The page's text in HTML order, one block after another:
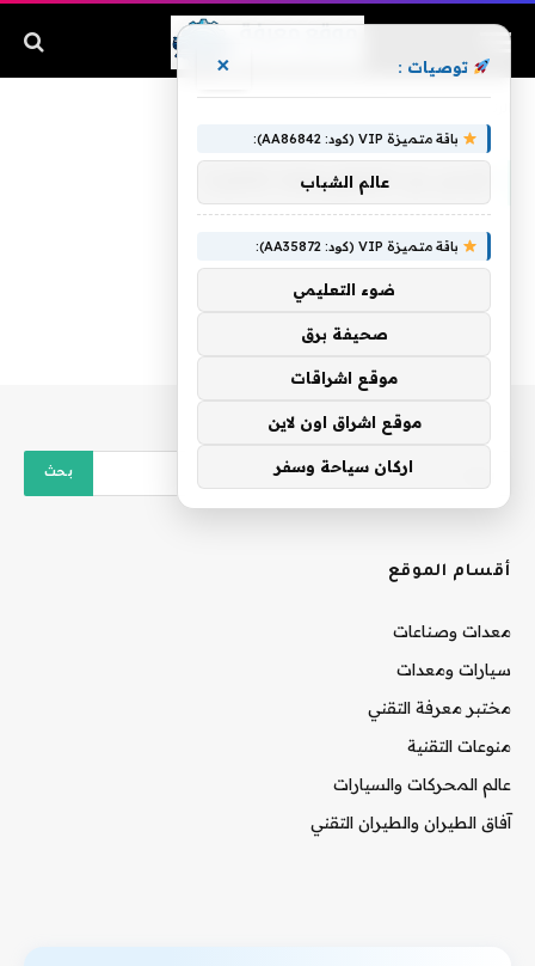
قيس بن الملوح ولما تلاقينا
أقسام الموقع
معدات وصناعات
سيارات ومعدات
مختبر معرفة التقني
منوعات التقنية
عالم المحركات والسيارات
آفاق الطيران والطيران التقني
توصيات : ×
باقة متميزة VIP (كود: AA86842):
عالم الشباب
باقة متميزة VIP (كود: AA35872):
ضوء التعليمي
صحيفة برق
موقع اشراقات
موقع اشراق اون لاين
اركان سياحة وسفر